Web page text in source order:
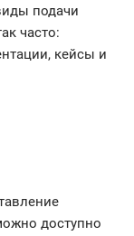
подачи
часто:
кейсы и
доступно